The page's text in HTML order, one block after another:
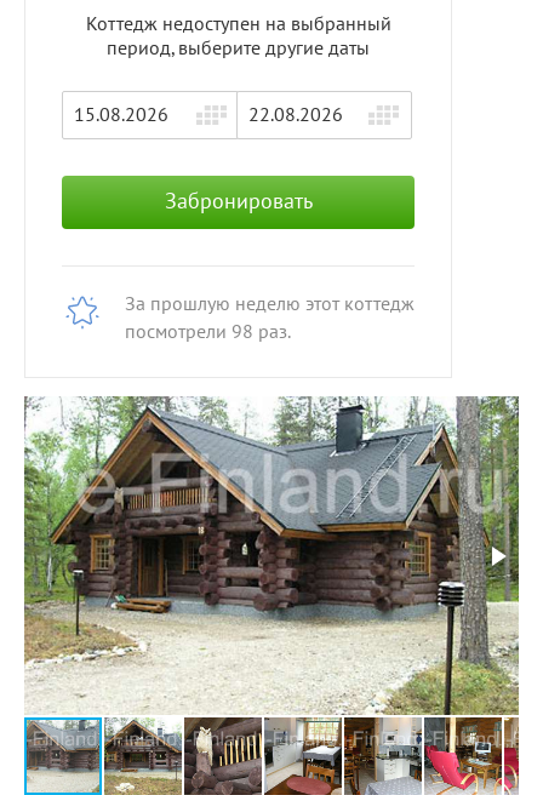
Коттедж недоступен на выбранный
период, выберите другие даты
Забронировать
За прошлую неделю этот коттедж
посмотрели 98 раз.